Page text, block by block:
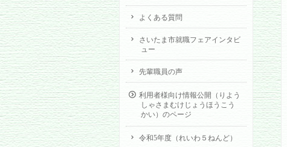
よくある質問
さいたま市就職フェアインタビ
ュー
先輩職員の声
利用者様向け情報公開（りよう
しゃさまむけじょうほうこう
かい）のページ
令和5年度（れいわ５ねんど）